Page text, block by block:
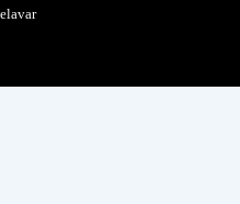
Delavar